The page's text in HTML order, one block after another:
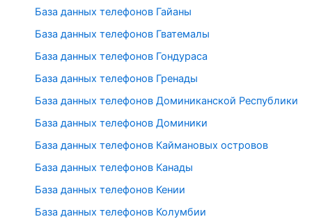
База данных телефонов Гайаны
База данных телефонов Гватемалы
База данных телефонов Гондураса
База данных телефонов Гренады
База данных телефонов Доминиканской Республики
База данных телефонов Доминики
База данных телефонов Каймановых островов
База данных телефонов Канады
База данных телефонов Кении
База данных телефонов Колумбии